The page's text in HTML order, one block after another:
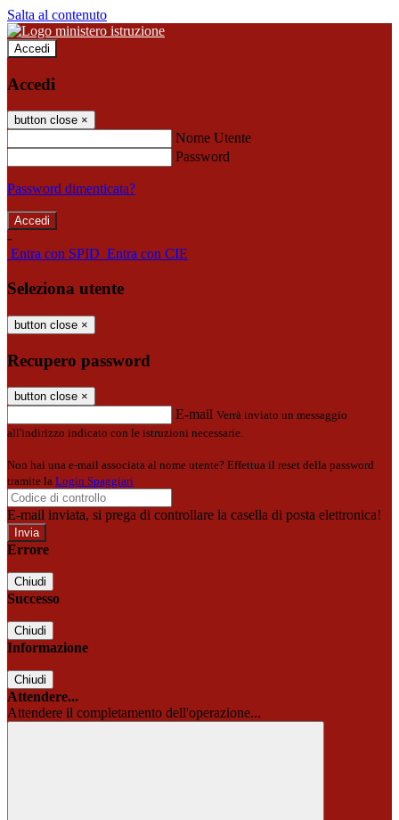
Salta al contenuto
Accedi
Accedi
button close ×
Nome Utente
Password
Password dimenticata?
-
Entra con SPID Entra con CIE
Seleziona utente
button close ×
Recupero password
button close ×
E-mail Verrà inviato un messaggio
all'indirizzo indicato con le istruzioni necessarie.
Non hai una e-mail associata al nome utente? Effettua il reset della password
tramite la Login Spaggiari
E-mail inviata, si prega di controllare la casella di posta elettronica!
Errore
Chiudi
Successo
Chiudi
Informazione
Chiudi
Attendere...
Attendere il completamento dell'operazione...